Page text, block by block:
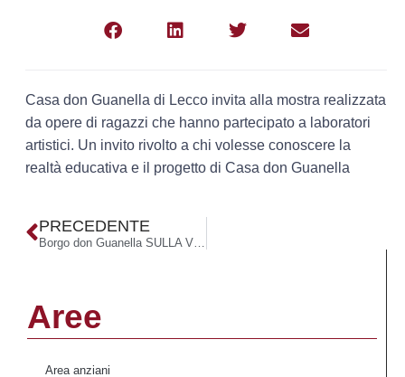
Aree
Area anziani
Casa don Guanella di Lecco invita alla mostra realizzata
da opere di ragazzi che hanno partecipato a laboratori
artistici. Un invito rivolto a chi volesse conoscere la
realtà educativa e il progetto di Casa don Guanella
PRECEDENTE